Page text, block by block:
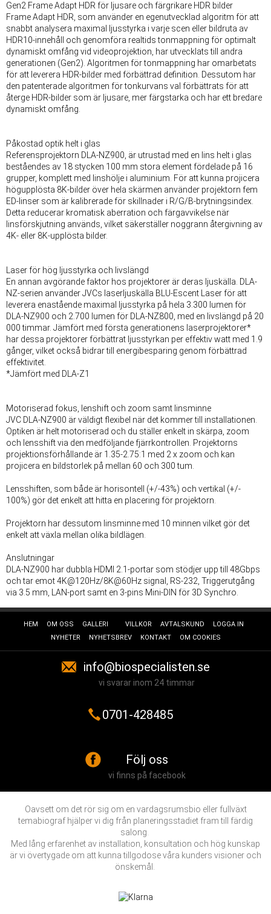
Gen2 Frame Adapt HDR för ljusare och färgrikare HDR bilder
Frame Adapt HDR, som använder en egenutvecklad algoritm för att
snabbt analysera maximal ljusstyrka i varje scen eller bildruta av
HDR10-innehåll och genomföra realtids tonmappning för optimalt
dynamiskt omfång vid videoprojektion, har utvecklats till andra
generationen (Gen2). Algoritmen för tonmappning har omarbetats
för att leverera HDR-bilder med förbättrad definition. Dessutom har
den patenterade algoritmen för tonkurvans val förbättrats för att
återge HDR-bilder som är ljusare, mer färgstarka och har ett bredare
dynamiskt omfång.
Påkostad optik helt i glas
Referensprojektorn DLA-NZ900, är utrustad med en lins helt i glas
beståendes av 18 stycken 100 mm stora element fördelade på 16
grupper, komplett med linshölje i aluminium. För att kunna projicera
högupplösta 8K-bilder över hela skärmen använder projektorn fem
ED-linser som är kalibrerade för skillnader i R/G/B-brytningsindex.
Detta reducerar kromatisk aberration och färgavvikelse när
linsförskjutning används, vilket säkerställer noggrann återgivning av
4K- eller 8K-upplösta bilder.
Laser för hög ljusstyrka och livslängd
En annan avgörande faktor hos projektorer är deras ljuskälla. DLA-
NZ-serien använder JVCs laserljuskälla BLU-Escent Laser för att
leverera enastående maximal ljusstyrka på hela 3.300 lumen för
DLA-NZ900 och 2.700 lumen för DLA-NZ800, med en livslängd på 20
000 timmar. Jämfört med första generationens laserprojektorer*
har dessa projektorer förbättrat ljusstyrkan per effektiv watt med 1.9
gånger, vilket också bidrar till energibesparing genom förbättrad
effektivitet.
*Jämfört med DLA-Z1
Motoriserad fokus, lenshift och zoom samt linsminne
JVC DLA-NZ900 är väldigt flexibel när det kommer till installationen.
Optiken är helt motoriserad och du ställer enkelt in skärpa, zoom
och lensshift via den medföljande fjärrkontrollen. Projektorns
projektionsförhållande är 1.35-2.75:1 med 2 x zoom och kan
projicera en bildstorlek på mellan 60 och 300 tum.
Lensshiften, som både är horisontell (+/-43%) och vertikal (+/-
100%) gör det enkelt att hitta en placering för projektorn.
Projektorn har dessutom linsminne med 10 minnen vilket gör det
enkelt att växla mellan olika bildlägen.
Anslutningar
DLA-NZ900 har dubbla HDMI 2.1-portar som stödjer upp till 48Gbps
och tar emot 4K@120Hz/8K@60Hz signal, RS-232, Triggerutgång
via 3.5 mm, LAN-port samt en 3-pins Mini-DIN för 3D Synchro.
HEM OM OSS GALLERI VILLKOR AVTALSKUND
LOGGA IN
NYHETER
NYHETSBREV KONTAKT OM COOKIES
info@biospecialisten.se
vi svarar inom 24 timmar
0701-428485
Följ oss
vi finns på facebook
Oavsett om det rör sig om en vardagsrumsbio eller fullväxt
temabiograf hjälper vi dig från planeringsstadiet fram till färdig
salong.
Med lång erfarenhet av installation, konsultation och hög kunskap
är vi övertygade om att kunna tillgodose våra kunders visioner och
önskemål.